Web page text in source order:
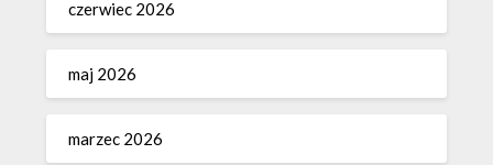
czerwiec 2026
maj 2026
marzec 2026